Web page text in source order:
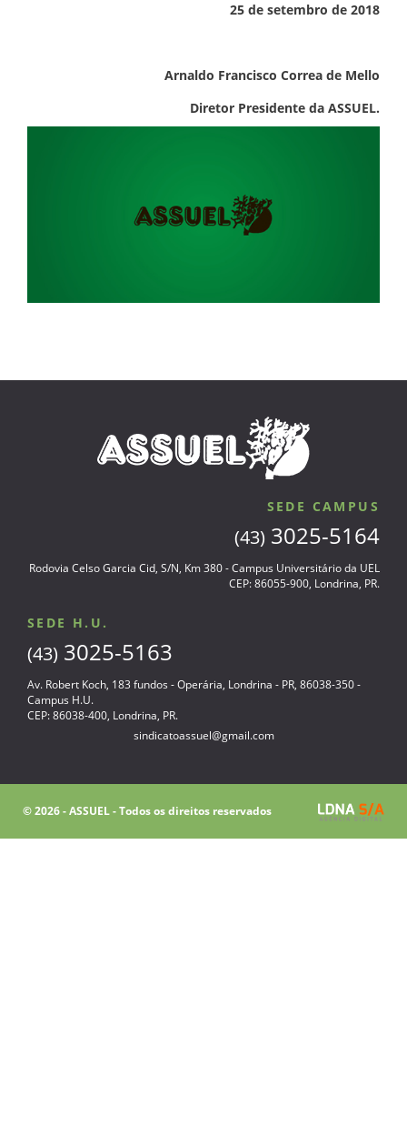
25 de setembro de 2018
Arnaldo Francisco Correa de Mello
Diretor Presidente da ASSUEL.
SEDE CAMPUS
(43) 3025-5164
Rodovia Celso Garcia Cid, S/N, Km 380 - Campus Universitário da UEL
CEP: 86055-900, Londrina, PR.
SEDE H.U.
(43) 3025-5163
Av. Robert Koch, 183 fundos - Operária, Londrina - PR, 86038-350 -
Campus H.U.
CEP: 86038-400, Londrina, PR.
sindicatoassuel@gmail.com
© 2026 - ASSUEL - Todos os direitos reservados